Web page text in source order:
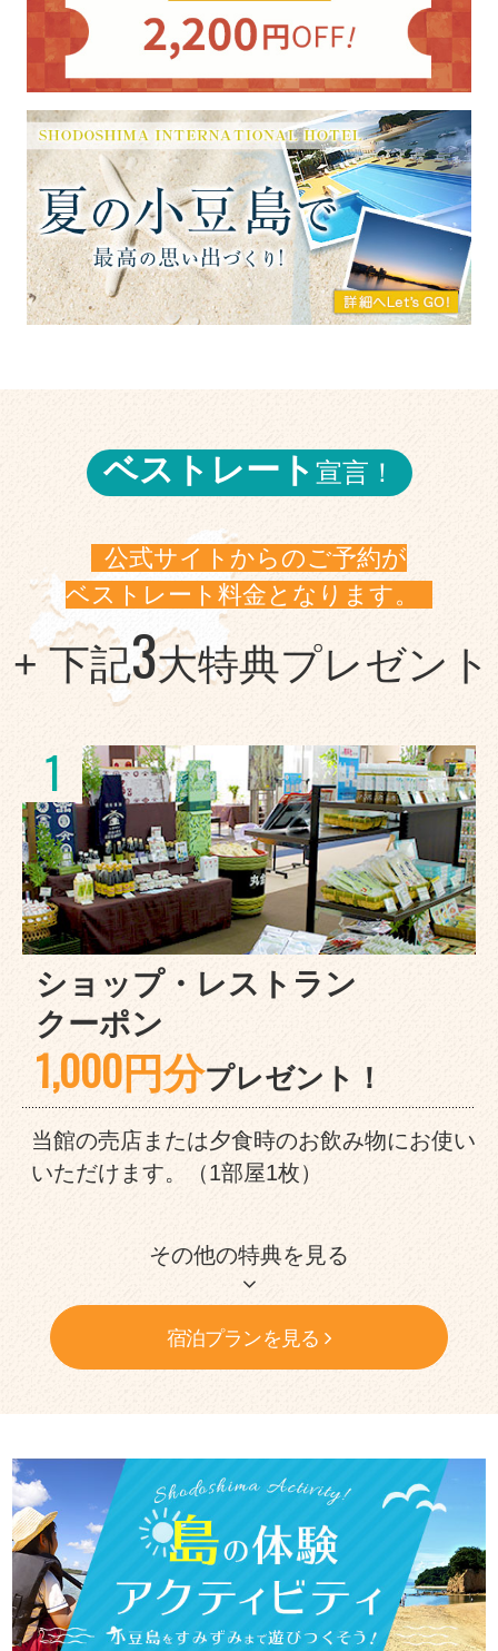
ベストレート 宣言！
公式サイトからのご予約が
ベストレート料金となります。
+ 下記3大特典プレゼント
1
ショップ・レストラン
クーポン
1,000円分プレゼント！
当館の売店または夕食時のお飲み物にお使い
いただけます。（1部屋1枚）
宿泊プランを見る